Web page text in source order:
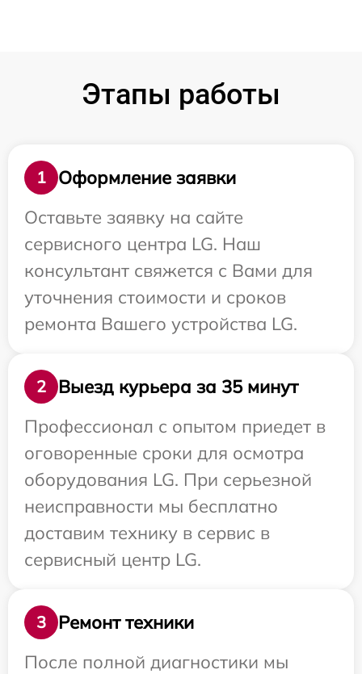
Этапы работы
1
Оформление заявки
Оставьте заявку на сайте
сервисного центра LG. Наш
консультант свяжется с Вами для
уточнения стоимости и сроков
ремонта Вашего устройства LG.
2
Выезд курьера за 35 минут
Профессионал с опытом приедет в
оговоренные сроки для осмотра
оборудования LG. При серьезной
неисправности мы бесплатно
доставим технику в сервис в
сервисный центр LG.
3
Ремонт техники
После полной диагностики мы